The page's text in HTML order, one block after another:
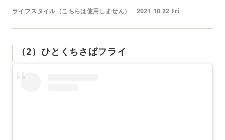
ライフスタイル（こちらは使用しません） 2021.10.22 Fri
（2）ひとくちさばフライ